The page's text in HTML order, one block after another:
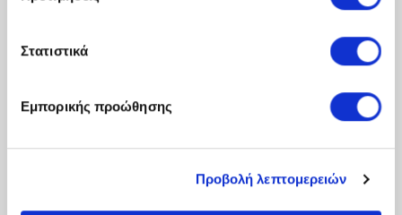
Στατιστικά
Εμπορικής προώθησης
Προβολή λεπτομερειών